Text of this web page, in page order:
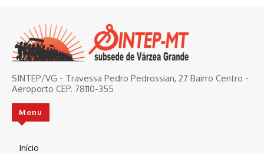
SINTEP/VG - Travessa Pedro Pedrossian, 27 Bairro Centro -
Aeroporto CEP. 78110-355
Menu
Início